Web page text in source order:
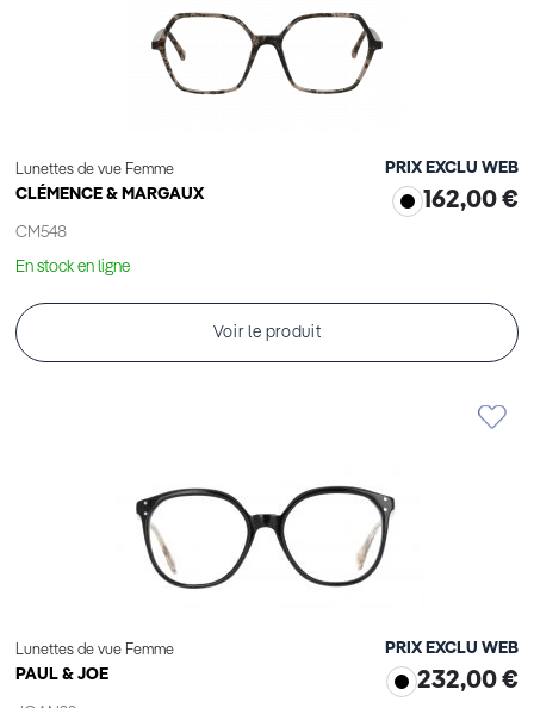
Lunettes de vue Femme
CLÉMENCE & MARGAUX
CM548
PRIX EXCLU WEB
162,00 €
En stock en ligne
Voir le produit
Lunettes de vue Femme
PAUL & JOE
PRIX EXCLU WEB
232,00 €